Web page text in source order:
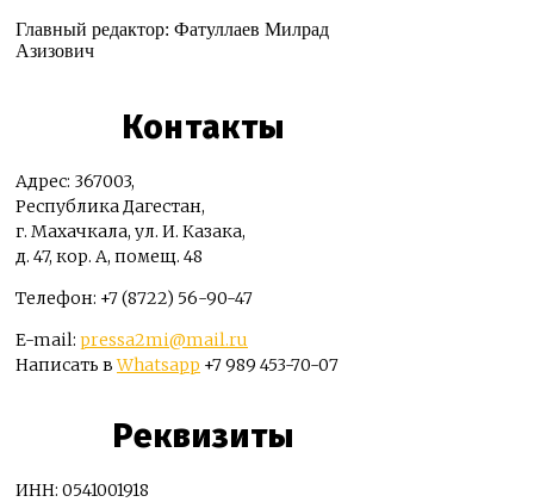
Главный редактор: Фатуллаев Милрад
Азизович
Контакты
Адрес: 367003,
Республика Дагестан,
г. Махачкала, ул. И. Казака,
д. 47, кор. А, помещ. 48
Телефон: +7 (8722) 56-90-47
E-mail: pressa2mi@mail.ru
Написать вWhatsapp +7 989 453-70-07
Реквизиты
ИНН: 0541001918